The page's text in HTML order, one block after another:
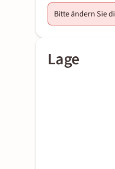
Bitte ändern Sie
Lage